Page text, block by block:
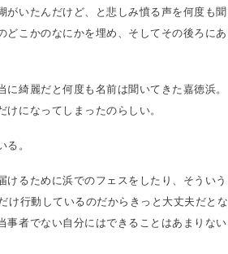
がいたんだけど、と悲しみ憤る声を何度も聞
どこかのなにかを埋め、そしてその後ろにあ
綺麗だと何度も名前は聞いてきた嘉徳浜。
になってしまったのらしい。
。
るために浜でのフェスをしたり、そういう
け行動しているのだからきっと大丈夫だとな
事者でない自分にはできることはあまりない